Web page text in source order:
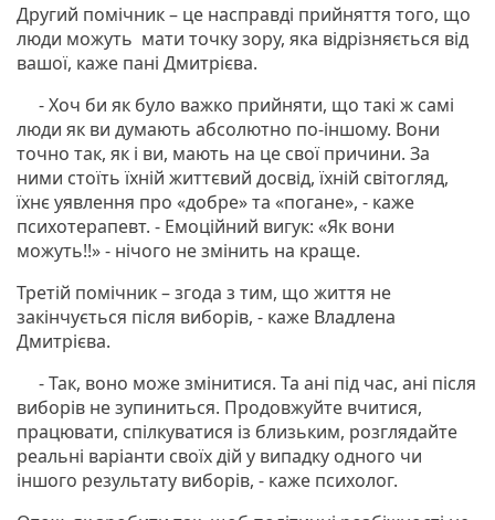
Другий помічник – це насправді прийняття того, що
люди можуть мати точку зору, яка відрізняється від
вашої, каже пані Дмитрієва.
- Хоч би як було важко прийняти, що такі ж самі
люди як ви думають абсолютно по-іншому. Вони
точно так, як і ви, мають на це свої причини. За
ними стоїть їхній життєвий досвід, їхній світогляд,
їхнє уявлення про «добре» та «погане», - каже
психотерапевт. - Емоційний вигук: «Як вони
можуть!!» - нічого не змінить на краще.
Третій помічник – згода з тим, що життя не
закінчується після виборів, - каже Владлена
Дмитрієва.
- Так, воно може змінитися. Та ані під час, ані після
виборів не зупиниться. Продовжуйте вчитися,
працювати, спілкуватися із близьким, розглядайте
реальні варіанти своїх дій у випадку одного чи
іншого результату виборів, - каже психолог.